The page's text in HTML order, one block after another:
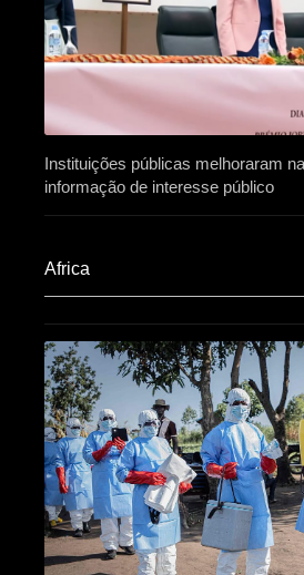
Instituições públicas melhoraram
informação de interesse público
Africa​